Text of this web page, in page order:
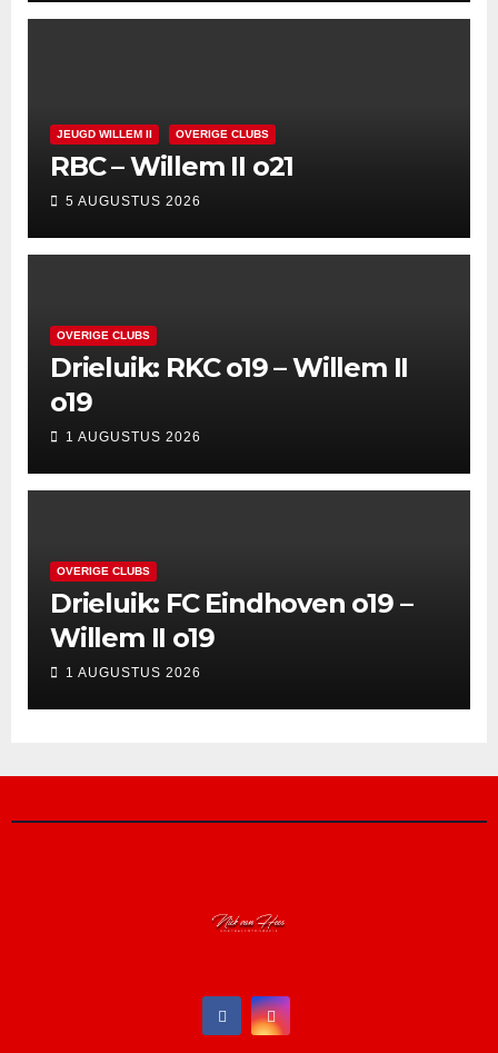
JEUGD WILLEM II OVERIGE CLUBS
RBC – Willem II o21
5 AUGUSTUS 2026
OVERIGE CLUBS
Drieluik: RKC o19 – Willem II
o19
1 AUGUSTUS 2026
OVERIGE CLUBS
Drieluik: FC Eindhoven o19 –
Willem II o19
1 AUGUSTUS 2026